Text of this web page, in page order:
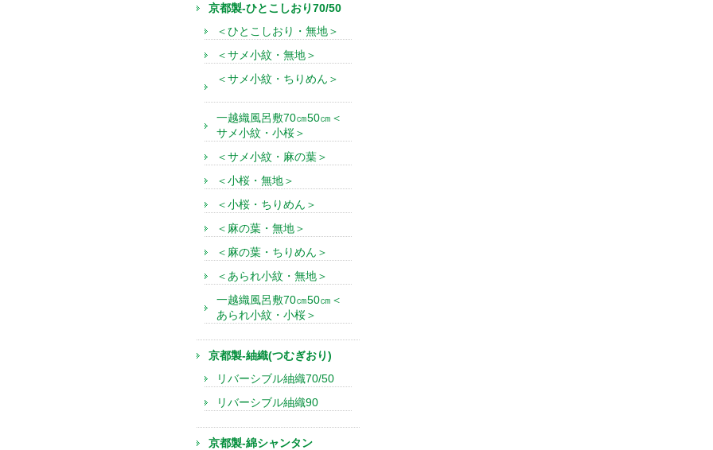
京都製-ひとこしおり70/50
＜ひとこしおり・無地＞
＜サメ小紋・無地＞
＜サメ小紋・ちりめん＞
一越織風呂敷70㎝50㎝＜
サメ小紋・小桜＞
＜サメ小紋・麻の葉＞
＜小桜・無地＞
＜小桜・ちりめん＞
＜麻の葉・無地＞
＜麻の葉・ちりめん＞
＜あられ小紋・無地＞
一越織風呂敷70㎝50㎝＜
あられ小紋・小桜＞
京都製-紬織(つむぎおり)
リバーシブル紬織70/50
リバーシブル紬織90
京都製-綿シャンタン